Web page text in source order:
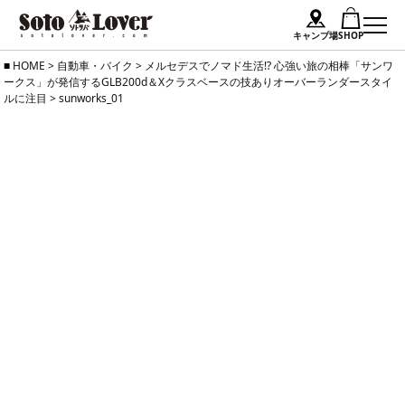
キャンプ場SHOP
SkipHOME > 自動車・バイク > メルセデスでノマド生活!? 心強い旅の相棒「サンワ
ークス」が発信するGLB200d＆Xクラスベースの技ありオーバーランダースタイ
ルに注目 >sunworks_01